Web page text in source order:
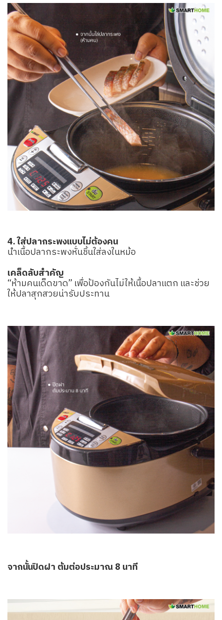
4. ใส่ปลากระพงแบบไม่ต้องคน
นำเนื้อปลากระพงหั่นชิ้นใส่ลงในหม้อ
เคล็ดลับสำคัญ
“ห้ามคนเด็ดขาด” เพื่อป้องกันไม่ให้เนื้อปลาแตก และช่วย
ให้ปลาสุกสวยน่ารับประทาน
จากนั้นปิดฝา ต้มต่อประมาณ 8 นาที